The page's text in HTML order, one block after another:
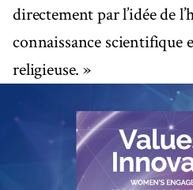
directement par l’idée de
connaissance scientifique
religieuse. »